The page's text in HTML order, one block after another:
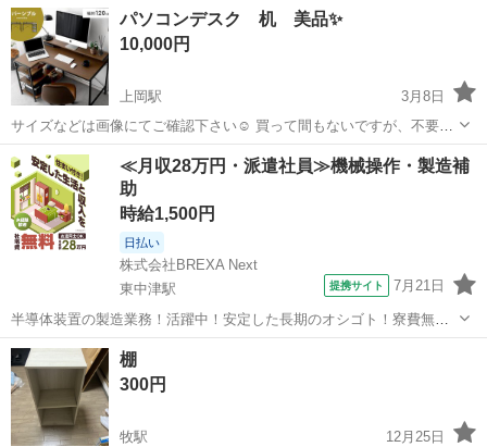
す。 ダイニングテーブルにも使えると思います^_^ 3月27日までに取り
来て頂けるかた、優...
大分 大分市 オフィス用家具
パソコンデスク 机 美品✨
10,000円
上岡駅
3月8日
サイズなどは画像にてご確認下さい☺ 買って間もないですが、不要な
ため お譲りします！ 全部バラしてのお渡し予定ですが、 現状でもお
渡し可能です。 気軽にご相談下さい💡
大分 佐伯市 上岡駅 オフィス用家具 デスク
≪月収28万円・派遣社員≫機械操作・製造補
助
時給1,500円
日払い
株式会社BREXA Next
東中津駅
提携サイト 7月21日
半導体装置の製造業務！活躍中！安定した長期のオシゴト！寮費無料
★赴任旅費会社負担◎20代～40代の男性活躍中★未経験活躍中！高時
給1,500円！《大分県中津市》 人気の工場のお仕事 ◇半導体装置内部
のシート製造◇ ＊クリー...
大分 中津市
棚
300円
牧駅
12月25日